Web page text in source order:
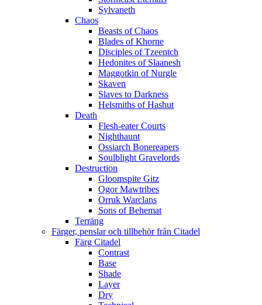
Sylvaneth
Chaos
Beasts of Chaos
Blades of Khorne
Disciples of Tzeentch
Hedonites of Slaanesh
Maggotkin of Nurgle
Skaven
Slaves to Darkness
Helsmiths of Hashut
Death
Flesh-eater Courts
Nighthaunt
Ossiarch Bonereapers
Soulblight Gravelords
Destruction
Gloomspite Gitz
Ogor Mawtribes
Orruk Warclans
Sons of Behemat
Terräng
Färger, penslar och tillbehör från Citadel
Färg Citadel
Contrast
Base
Shade
Layer
Dry